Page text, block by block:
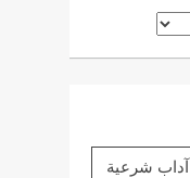
آداب شرعية